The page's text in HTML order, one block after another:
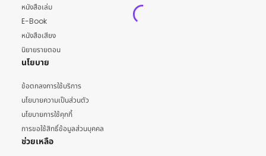
หนังสือเล่ม
E-Book
หนังสือเสียง
นิยายรายตอน
นโยบาย
ข้อตกลงการใช้บริการ
นโยบายความเป็นส่วนตัว
นโยบายการใช้คุกกี้
การขอใช้สิทธิ์ข้อมูลส่วนบุคคล
ช่วยเหลือ